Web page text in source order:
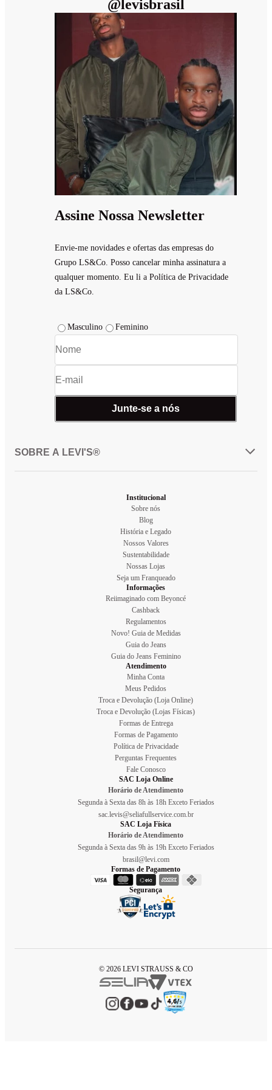
@ levisbrasil
Assine Nossa Newsletter
Envie-me novidades e ofertas das empresas do
Grupo LS&Co. Posso cancelar minha assinatura a
qualquer momento. Eu li a Política de Privacidade
da LS&Co.
Masculino Feminino
Junte-se a nós
SOBRE A LEVI'S®
Institucional
Sobre nós
Blog
História e Legado
Nossos Valores
Sustentabilidade
Nossas Lojas
Seja um Franqueado
Informações
Reiimaginado com Beyoncé
Cashback
Regulamentos
Novo! Guia de Medidas
Guia do Jeans
Guia do Jeans Feminino
Atendimento
Minha Conta
Meus Pedidos
Troca e Devolução (Loja Online)
Troca e Devolução (Lojas Físicas)
Formas de Entrega
Formas de Pagamento
Política de Privacidade
Perguntas Frequentes
Fale Conosco
SAC Loja Online
Horário de Atendimento
Segunda à Sexta das 8h às 18h Exceto Feriados
sac.levis@seliafullservice.com.br
SAC Loja Física
Horário de Atendimento
Segunda à Sexta das 9h às 19h Exceto Feriados
brasil@levi.com
Formas de Pagamento
Segurança
© 2026 LEVI STRAUSS & CO